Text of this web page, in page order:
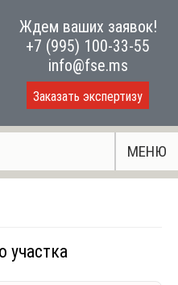
Ждем ваших заявок!
+7 (995) 100-33-55
info@fse.ms
Заказать экспертизу
МЕНЮ
участка